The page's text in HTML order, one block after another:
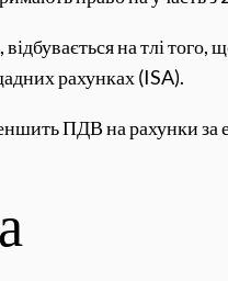
на тлі
рахунках (ISA).
ПДВ на рахунки